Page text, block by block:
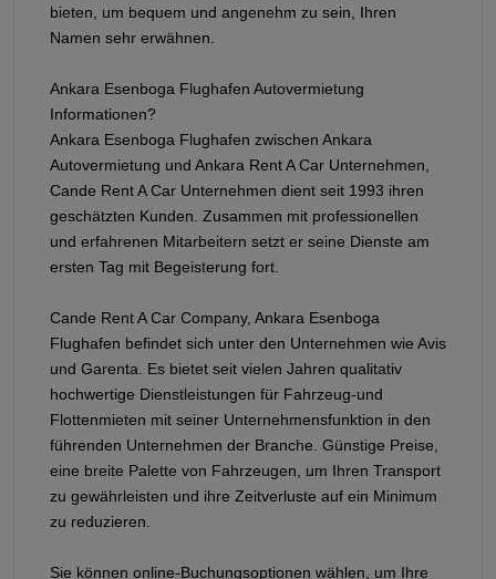
bieten, um bequem und angenehm zu sein, Ihren
Namen sehr erwähnen.
Ankara Esenboga Flughafen Autovermietung
Informationen?
Ankara Esenboga Flughafen zwischen Ankara
Autovermietung und Ankara Rent A Car Unternehmen,
Cande Rent A Car Unternehmen dient seit 1993 ihren
geschätzten Kunden. Zusammen mit professionellen
und erfahrenen Mitarbeitern setzt er seine Dienste am
ersten Tag mit Begeisterung fort.
Cande Rent A Car Company, Ankara Esenboga
Flughafen befindet sich unter den Unternehmen wie Avis
und Garenta. Es bietet seit vielen Jahren qualitativ
hochwertige Dienstleistungen für Fahrzeug-und
Flottenmieten mit seiner Unternehmensfunktion in den
führenden Unternehmen der Branche. Günstige Preise,
eine breite Palette von Fahrzeugen, um Ihren Transport
zu gewährleisten und ihre Zeitverluste auf ein Minimum
zu reduzieren.
Sie können online-Buchungsoptionen wählen, um Ihre